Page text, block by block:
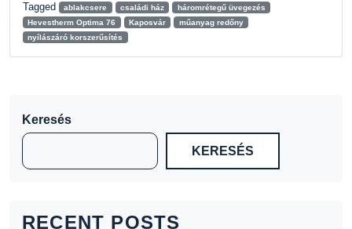
Tagged
ablakcsere családi ház
háromrétegű üvegezés
Hevestherm Optima 76
Kaposvár
műanyag redőny
nyílászáró korszerűsítés
Keresés
KERESÉS
RECENT POSTS